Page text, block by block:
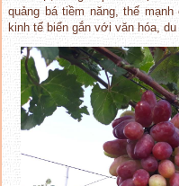
quảng bá tiềm năng, thế
kinh tế biển gắn với văn hóa,